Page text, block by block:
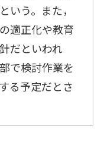
いう。また，
適正化や教育
だといわれ
で検討作業を
る予定だとさ